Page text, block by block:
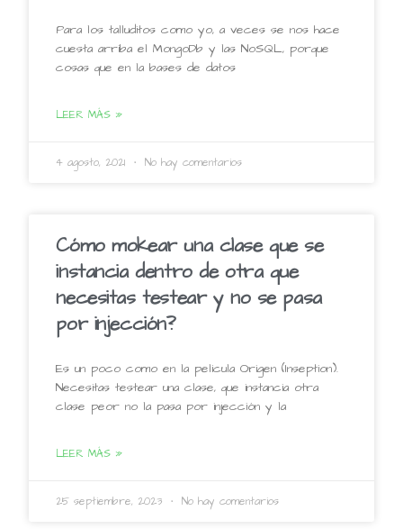
Para los talluditos como yo, a veces se nos hace
cuesta arriba el MongoDb y las NoSQL, porque
cosas que en la bases de datos
LEER MÁS »
4 agosto, 2021 No hay comentarios
Cómo mokear una clase que se
instancia dentro de otra que
necesitas testear y no se pasa
por injección?
Es un poco como en la pelicula Origen (Inseption).
Necesitas testear una clase, que instancia otra
clase peor no la pasa por injección y la
LEER MÁS »
25 septiembre, 2023 No hay comentarios